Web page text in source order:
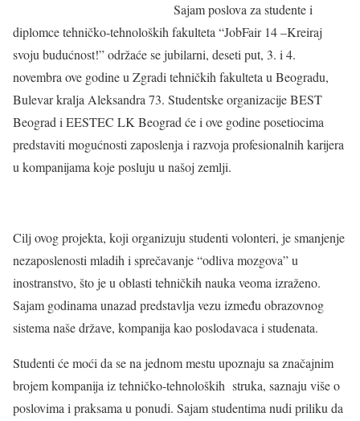
Sajam poslova za studente i
diplomce tehničko-tehnoloških fakulteta “JobFair 14 –Kreiraj
svoju budućnost!” održaće se jubilarni, deseti put, 3. i 4.
novembra ove godine u Zgradi tehničkih fakulteta u Beogradu,
Bulevar kralja Aleksandra 73. Studentske organizacije BEST
Beograd i EESTEC LK Beograd će i ove godine posetiocima
predstaviti mogućnosti zaposlenja i razvoja profesionalnih karijera
u kompanijama koje posluju u našoj zemlji.
Cilj ovog projekta, koji organizuju studenti volonteri, je smanjenje
nezaposlenosti mladih i sprečavanje “odliva mozgova” u
inostranstvo, što je u oblasti tehničkih nauka veoma izraženo.
Sajam godinama unazad predstavlja vezu između obrazovnog
sistema naše države, kompanija kao poslodavaca i studenata.
Studenti će moći da se na jednom mestu upoznaju sa značajnim
brojem kompanija iz tehničko-tehnoloških struka, saznaju više o
poslovima i praksama u ponudi. Sajam studentima nudi priliku da